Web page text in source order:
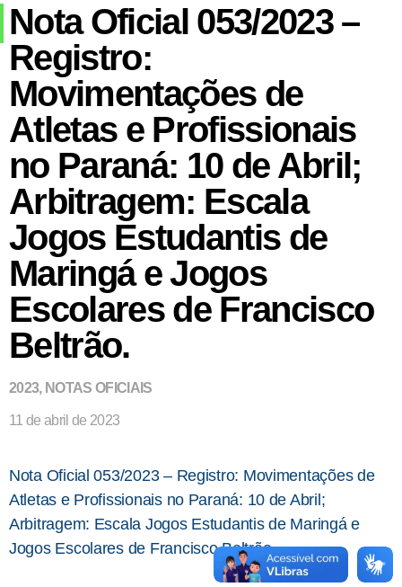
Nota Oficial 053/2023 –
Registro:
Movimentações de
Atletas e Profissionais
no Paraná: 10 de Abril;
Arbitragem: Escala
Jogos Estudantis de
Maringá e Jogos
Escolares de Francisco
Beltrão.
2023, NOTAS OFICIAIS
11 de abril de 2023
Nota Oficial 053/2023 – Registro: Movimentações de
Atletas e Profissionais no Paraná: 10 de Abril;
Arbitragem: Escala Jogos Estudantis de Maringá e
Jogos Escolares de Francisco Beltrão.